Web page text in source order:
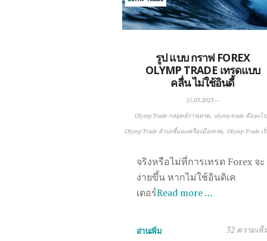
รูป แบบ กราฟ FOREX
OLYMP TRADE เทรดแบบ
คลื่น ไม่ใช้อินดี้
25.03.2023—
Olymp Trade กลยุทธ์การเทรด
olymp trade คืออะไร
Olymp Trade ตัวบ่งชี้และเครื่องมือเทรด
Olymp Trade เ
จริงหรือไม่ที่การเทรด Forex จะ
ง่ายขึ้น หากไม่ใช้อินดิเค
เตอร์Read more …
อ่านเพิ่ม 32 ความเห็